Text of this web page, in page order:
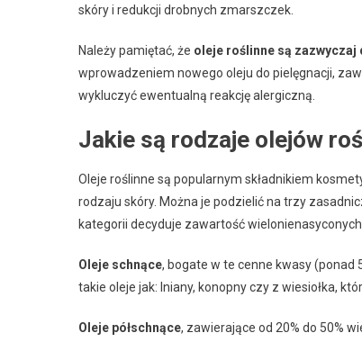
skóry i redukcji drobnych zmarszczek.
Należy pamiętać, że oleje roślinne są
wprowadzeniem nowego oleju do pielęgnacji,
wykluczyć ewentualną reakcję alergiczną.
Jakie są rodzaje olejów
Oleje roślinne są popularnym składnikiem
rodzaju skóry. Można je podzielić na trzy
kategorii decyduje zawartość
Oleje schnące, bogate w te cenne kwasy (ponad
takie oleje jak: lniany, konopny czy z wiesiołka,
Oleje półschnące, zawierające od 20% do 50%